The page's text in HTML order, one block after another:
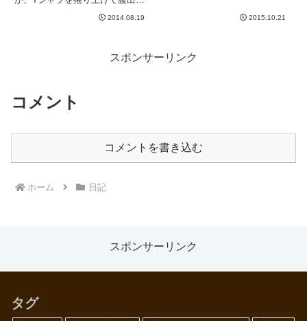
い人もおじさんもお爺さんもやっ
のロビーに上半身裸で入ってく...
2014.08.19 2015.10.21
スポンサーリンク
コメント
コメントを書き込む
ホーム 日記
スポンサーリンク
タグ